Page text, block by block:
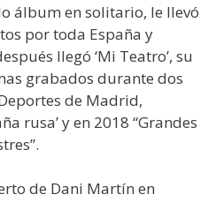
álbum en solitario, le llevó
por toda España y
llegó ‘Mi Teatro’, su
grabados durante dos
de Madrid,
rusa’ y en 2018 “Grandes
de Dani Martín en